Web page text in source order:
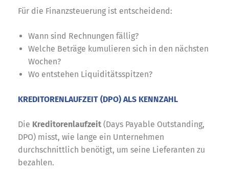
Für die Finanzsteuerung ist entscheidend:
Wann sind Rechnungen fällig?
Welche Beträge kumulieren sich in den nächsten
Wochen?
Wo entstehen Liquiditätsspitzen?
KREDITORENLAUFZEIT (DPO) ALS KENNZAHL
Die Kreditorenlaufzeit (Days Payable Outstanding,
DPO) misst, wie lange ein Unternehmen
durchschnittlich benötigt, um seine Lieferanten zu
bezahlen.